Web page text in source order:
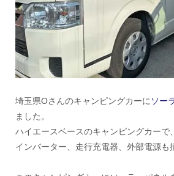
埼玉県Oさんのキャンピングカーに ソー
ました。
ハイエースベースのキャンピングカーで
インバーター、走行充電器、外部電源も